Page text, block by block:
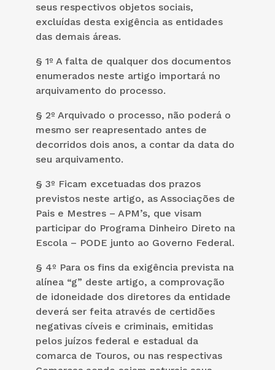
seus respectivos objetos sociais,
excluídas desta exigência as entidades
das demais áreas.
§ 1º A falta de qualquer dos documentos
enumerados neste artigo importará no
arquivamento do processo.
§ 2º Arquivado o processo, não poderá o
mesmo ser reapresentado antes de
decorridos dois anos, a contar da data do
seu arquivamento.
§ 3º Ficam excetuadas dos prazos
previstos neste artigo, as Associações de
Pais e Mestres – APM’s, que visam
participar do Programa Dinheiro Direto na
Escola – PODE junto ao Governo Federal.
§ 4º Para os fins da exigência prevista na
alínea “g” deste artigo, a comprovação
de idoneidade dos diretores da entidade
deverá ser feita através de certidões
negativas cíveis e criminais, emitidas
pelos juízos federal e estadual da
comarca de Touros, ou nas respectivas